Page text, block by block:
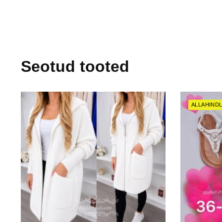
Seotud tooted